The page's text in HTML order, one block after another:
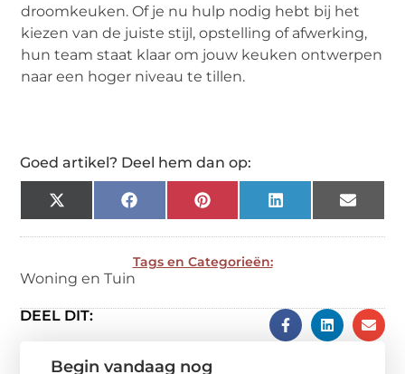
droomkeuken. Of je nu hulp nodig hebt bij het
kiezen van de juiste stijl, opstelling of afwerking,
hun team staat klaar om jouw keuken ontwerpen
naar een hoger niveau te tillen.
Goed artikel? Deel hem dan op:
X
(Twitter)
FacebookPinterestLinkedIn Email
Tags en Categorieën:
Woning en Tuin
DEEL DIT:
Begin vandaag nog